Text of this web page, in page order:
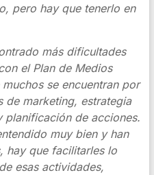
pero hay que tenerlo en
más dificultades
el Plan de Medios
se encuentran por
de marketing, estrategia
de acciones.
muy bien y han
hay que facilitarles lo
esas actividades,